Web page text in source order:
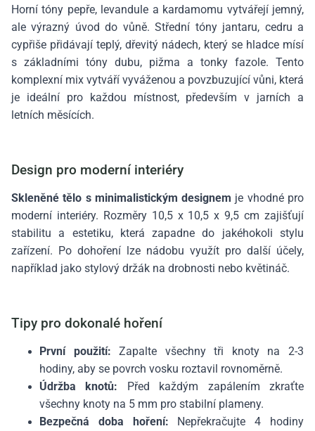
Horní tóny pepře, levandule a kardamomu vytvářejí jemný,
ale výrazný úvod do vůně. Střední tóny jantaru, cedru a
cypřiše přidávají teplý, dřevitý nádech, který se hladce mísí
s základními tóny dubu, pižma a tonky fazole. Tento
komplexní mix vytváří vyváženou a povzbuzující vůni, která
je ideální pro každou místnost, především v jarních a
letních měsících.
Design pro moderní interiéry
Skleněné tělo s minimalistickým designem je vhodné pro
moderní interiéry. Rozměry 10,5 x 10,5 x 9,5 cm zajišťují
stabilitu a estetiku, která zapadne do jakéhokoli stylu
zařízení. Po dohoření lze nádobu využít pro další účely,
například jako stylový držák na drobnosti nebo květináč.
Tipy pro dokonalé hoření
První použití: Zapalte všechny tři knoty na 2-3
hodiny, aby se povrch vosku roztavil rovnoměrně.
Údržba knotů: Před každým zapálením zkraťte
všechny knoty na 5 mm pro stabilní plameny.
Bezpečná doba hoření: Nepřekračujte 4 hodiny